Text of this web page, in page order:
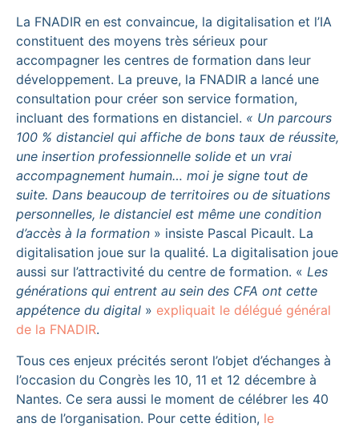
La FNADIR en est convaincue, la digitalisation et l’IA
constituent des moyens très sérieux pour
accompagner les centres de formation dans leur
développement. La preuve, la FNADIR a lancé une
consultation pour créer son service formation,
incluant des formations en distanciel. « Un parcours
100 % distanciel qui affiche de bons taux de réussite,
une insertion professionnelle solide et un vrai
accompagnement humain… moi je signe tout de
suite. Dans beaucoup de territoires ou de situations
personnelles, le distanciel est même une condition
d’accès à la formation » insiste Pascal Picault. La
digitalisation joue sur la qualité. La digitalisation joue
aussi sur l’attractivité du centre de formation. « Les
générations qui entrent au sein des CFA ont cette
appétence du digital » expliquait le délégué général
de la FNADIR.
Tous ces enjeux précités seront l’objet d’échanges à
l’occasion du Congrès les 10, 11 et 12 décembre à
Nantes. Ce sera aussi le moment de célébrer les 40
ans de l’organisation. Pour cette édition, le